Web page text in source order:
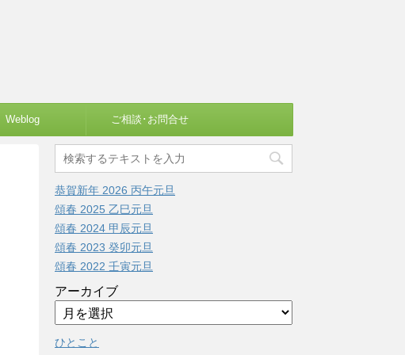
Weblog ご相談･お問合せ
恭賀新年 2026 丙午元旦
頌春 2025 乙巳元旦
頌春 2024 甲辰元旦
頌春 2023 癸卯元旦
頌春 2022 壬寅元旦
アーカイブ
ひとこと